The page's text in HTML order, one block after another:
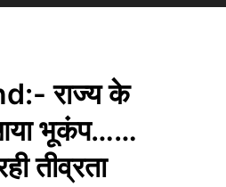
राज्य के
भूकंप……
तीव्रता